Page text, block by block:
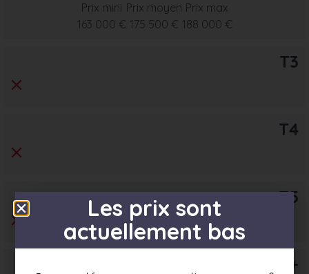
Prix mini
163 000 €
Prix moyen
175 500 €
Prix max
188 000 €
T3
T4
T5
T6+
Les prix sont
actuellement bas